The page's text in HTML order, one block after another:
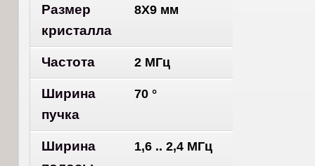
Размер
кристалла
8X9 мм
Частота 2 МГц
Ширина
пучка
70 °
Ширина
1,6 .. 2,4 МГц